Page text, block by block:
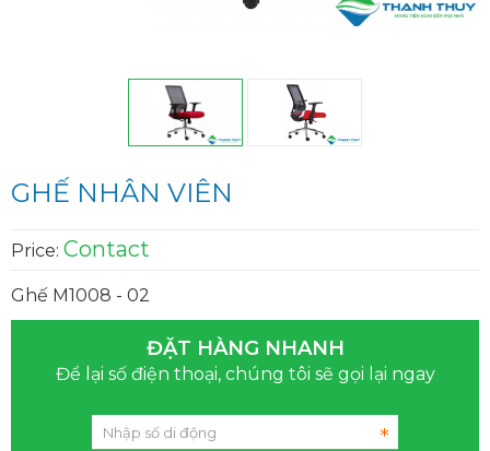
GHẾ NHÂN VIÊN
Price: Contact
Ghế M1008 - 02
ĐẶT HÀNG NHANH
Để lại số điện thoại, chúng tôi sẽ gọi lại ngay